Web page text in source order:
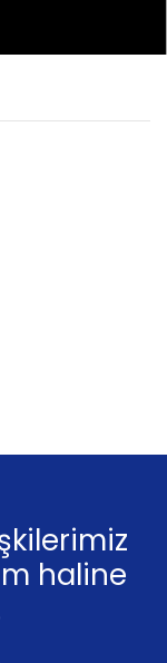
haline